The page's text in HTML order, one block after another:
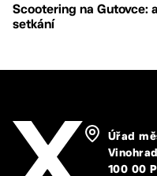
Scootering na Gutovce:
setkání
Úřad
100 00